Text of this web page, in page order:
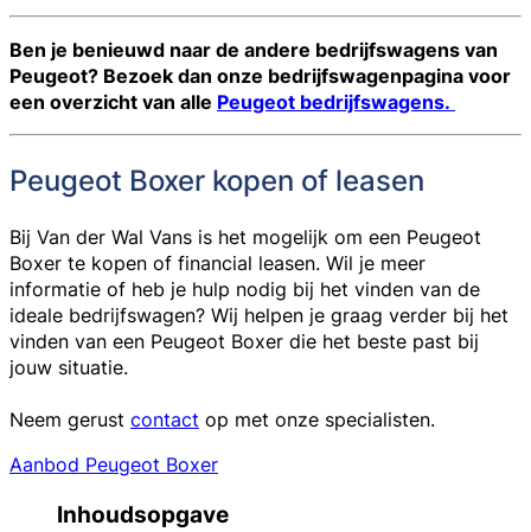
Ben je benieuwd naar de andere bedrijfswagens van
Peugeot? Bezoek dan onze bedrijfswagenpagina voor
een overzicht van alle Peugeot bedrijfswagens.
Peugeot Boxer kopen of leasen
Bij Van der Wal Vans is het mogelijk om een Peugeot
Boxer te kopen of financial leasen. Wil je meer
informatie of heb je hulp nodig bij het vinden van de
ideale bedrijfswagen? Wij helpen je graag verder bij het
vinden van een Peugeot Boxer die het beste past bij
jouw situatie.
Neem gerust contact op met onze specialisten.
Aanbod Peugeot Boxer
Inhoudsopgave